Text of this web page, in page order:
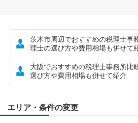
茨木市周辺でおすすめの税理士事
理士の選び方や費用相場も併せて
大阪でおすすめの税理士事務所比
選び方や費用相場も併せて紹介
エリア・条件の変更